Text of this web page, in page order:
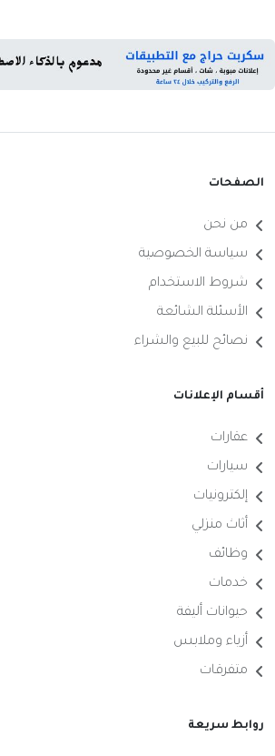
الصفحات
من نحن
سياسة الخصوصية
شروط الاستخدام
الأسئلة الشائعة
نصائح للبيع والشراء
أقسام الإعلانات
عقارات
سيارات
إلكترونيات
أثاث منزلي
وظائف
خدمات
حيوانات أليفة
أزياء وملابس
متفرقات
روابط سريعة